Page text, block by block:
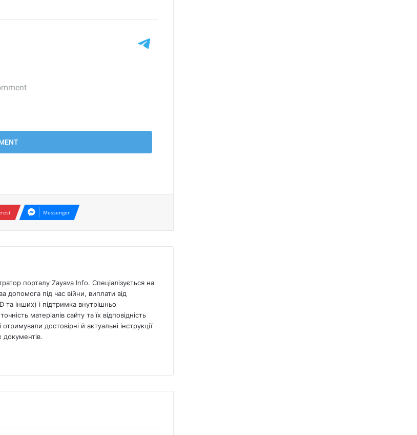
Messenger
порталу Zayava Info. Спеціалізується на
допомога під час війни, виплати від
інших) і підтримка внутрішньо
матеріалів сайту та їх відповідність
достовірні й актуальні інструкції